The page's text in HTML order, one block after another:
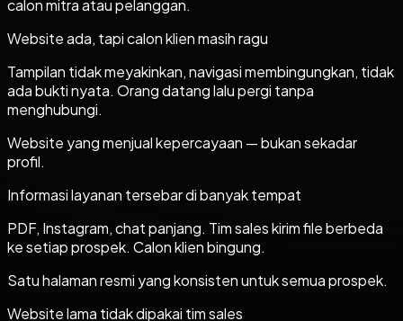
calon mitra atau pelanggan.
Website ada, tapi calon klien masih ragu
Tampilan tidak meyakinkan, navigasi membingungkan, tidak
ada bukti nyata. Orang datang lalu pergi tanpa
menghubungi.
Website yang menjual kepercayaan — bukan sekadar
profil.
Informasi layanan tersebar di banyak tempat
PDF, Instagram, chat panjang. Tim sales kirim file berbeda
ke setiap prospek. Calon klien bingung.
Satu halaman resmi yang konsisten untuk semua prospek.
Website lama tidak dipakai tim sales